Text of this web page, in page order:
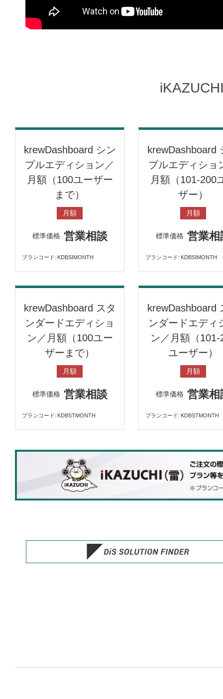
krewDashboard シン
プルエディション／
月額（100ユーザー
まで）
月額
標準価格 営業相談
プランコード KDBSIMONTH
krewDashboard
プルエディショ
月額（101-200
ザー）
月額
標準価格 営業相
プランコード KDBSIMONTH
krewDashboard スタ
ンダードエディショ
ン／月額（100ユー
ザーまで）
月額
標準価格 営業相談
プランコード KDBSTMONTH
krewDashboard
ンダードエディ
ン／月額（101-
ユーザー）
月額
標準価格 営業相
プランコード KDBSTMONTH